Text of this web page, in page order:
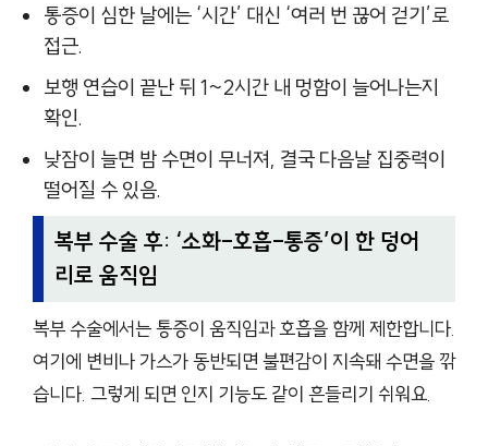
통증이 심한 날에는 ‘시간’ 대신 ‘여러 번 끊어 걷기’로
접근.
보행 연습이 끝난 뒤 1~2시간 내 멍함이 늘어나는지
확인.
낮잠이 늘면 밤 수면이 무너져, 결국 다음날 집중력이
떨어질 수 있음.
복부 수술 후: ‘소화-호흡-통증’이 한 덩어
리로 움직임
복부 수술에서는 통증이 움직임과 호흡을 함께 제한합니다.
여기에 변비나 가스가 동반되면 불편감이 지속돼 수면을 깎
습니다. 그렇게 되면 인지 기능도 같이 흔들리기 쉬워요.